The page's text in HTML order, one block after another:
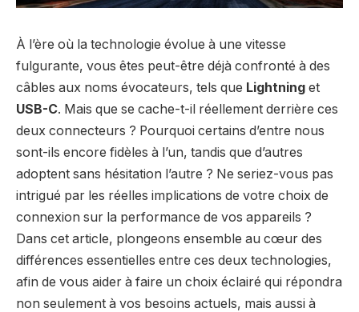
À l’ère où la technologie évolue à une vitesse
fulgurante, vous êtes peut-être déjà confronté à des
câbles aux noms évocateurs, tels que Lightning et
USB-C. Mais que se cache-t-il réellement derrière ces
deux connecteurs ? Pourquoi certains d’entre nous
sont-ils encore fidèles à l’un, tandis que d’autres
adoptent sans hésitation l’autre ? Ne seriez-vous pas
intrigué par les réelles implications de votre choix de
connexion sur la performance de vos appareils ?
Dans cet article, plongeons ensemble au cœur des
différences essentielles entre ces deux technologies,
afin de vous aider à faire un choix éclairé qui répondra
non seulement à vos besoins actuels, mais aussi à